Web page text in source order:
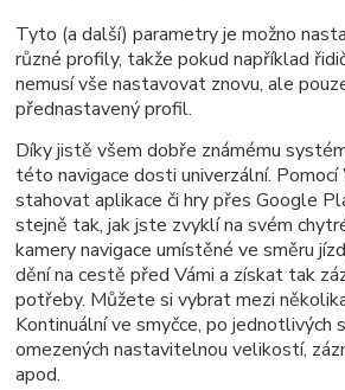
Tyto (a další) parametry je možno
různé profily, takže pokud například
nemusí vše nastavovat znovu, ale
přednastavený profil.
Díky jistě všem dobře známému
této navigace dosti univerzální.
stahovat aplikace či hry přes Google
stejně tak, jak jste zvyklí na svém
kamery navigace umístěné ve směru
dění na cestě před Vámi a získat tak
potřeby. Můžete si vybrat mezi
Kontinuální ve smyčce, po jednotlivých
omezených nastavitelnou velikostí,
apod.